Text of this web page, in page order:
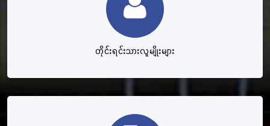
တိုင်းရင်းသားလူမျိုးများ